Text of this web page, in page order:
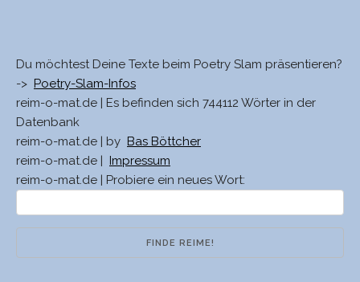
Du möchtest Deine Texte beim Poetry Slam präsentieren?
-> Poetry-Slam-Infos
reim-o-mat.de | Es befinden sich 744112 Wörter in der
Datenbank
reim-o-mat.de | by Bas Böttcher
reim-o-mat.de |
Impressum
reim-o-mat.de | Probiere ein neues Wort: